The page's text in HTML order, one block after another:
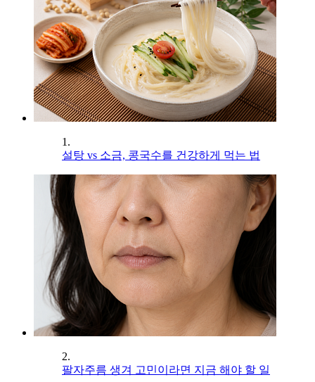
1.
설탕 vs 소금, 콩국수를 건강하게 먹는 법
2.
팔자주름 생겨 고민이라면 지금 해야 할 일